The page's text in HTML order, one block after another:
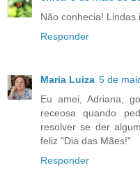
Não conhecia! Lindas
Responder
Maria Luiza 5 de
Eu amei, Adriana,
receosa quando
resolver se der
feliz "Dia das Mães!"
Responder